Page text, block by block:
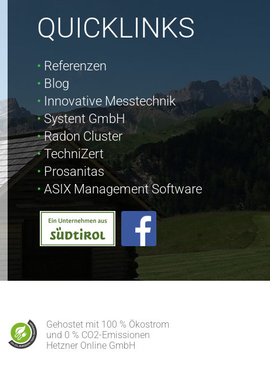
QUICKLINKS
Referenzen
Blog
Innovative Messtechnik
Systent GmbH
Radon Cluster
TechniZert
Prosanitas
ASIX Management Software
Gehostet mit 100 % Ökostrom
und 0 % CO2-Emissionen
Hetzner Online GmbH